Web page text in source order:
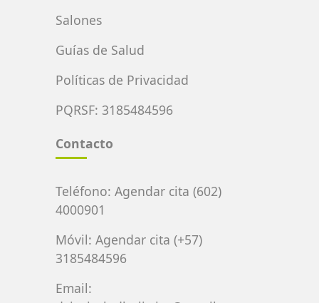
Salones
Guías de Salud
Políticas de Privacidad
PQRSF: 3185484596
Contacto
Teléfono: Agendar cita (602)
4000901
Móvil: Agendar cita (+57)
3185484596
Email: